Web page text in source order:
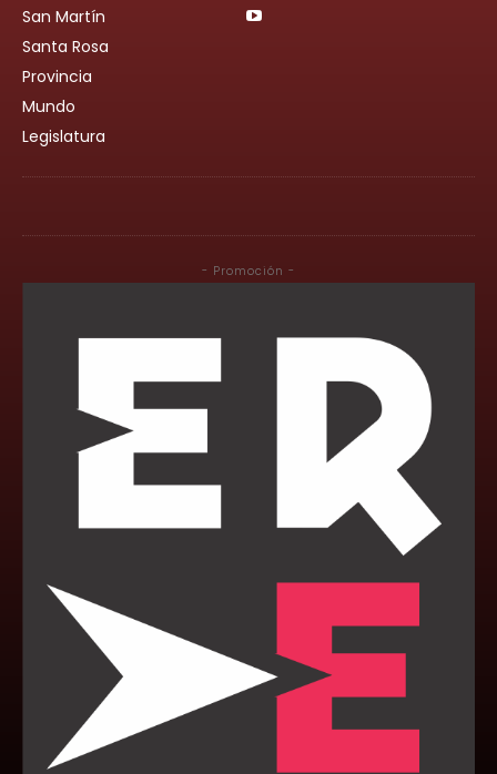
San Martín
Santa Rosa
Provincia
Mundo
Legislatura
- Promoción -